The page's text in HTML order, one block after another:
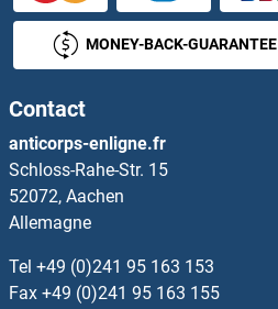
HCG beta Anticorps
HCK Anticorps
HCLS1 Anticorps
HCN1 Anticorps
HCN2 Anticorps
HCN3 Anticorps
MONEY-BACK-GUARANTEE
Contact
anticorps-enligne.fr
Schloss-Rahe-Str. 15
52072, Aachen
Allemagne
Tel +49 (0)241 95 163 153
Fax +49 (0)241 95 163 155